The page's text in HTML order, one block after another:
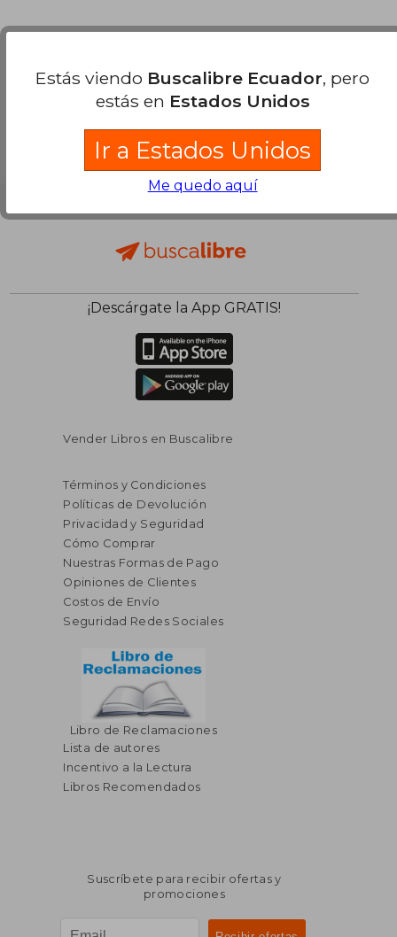
¡Descárgate la App GRATIS!
Vender Libros en Buscalibre
Términos y Condiciones
Políticas de Devolución
Privacidad y Seguridad
Cómo Comprar
Nuestras Formas de Pago
Opiniones de Clientes
Costos de Envío
Seguridad Redes Sociales
Libro de Reclamaciones
Lista de autores
Incentivo a la Lectura
Libros Recomendados
Suscríbete para recibir ofertas y
promociones
Estás viendo Buscalibre Ecuador, pero
estás en Estados Unidos
Ir a Estados Unidos
Me quedo aquí